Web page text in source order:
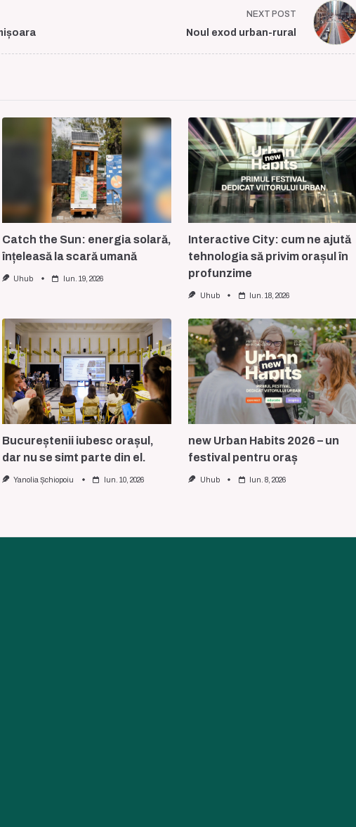
NEXT POST
Noul exod urban-rural
Catch the Sun: energia solară,
înțeleasă la scară umană
Uhub Iun. 19, 2026
Interactive City: cum ne ajută
tehnologia să privim orașul în
profunzime
Uhub Iun. 18, 2026
Bucureștenii iubesc orașul,
dar nu se simt parte din el.
Yanolia Șchiopoiu Iun. 10, 2026
new Urban Habits 2026 – un
festival pentru oraș
Uhub Iun. 8, 2026